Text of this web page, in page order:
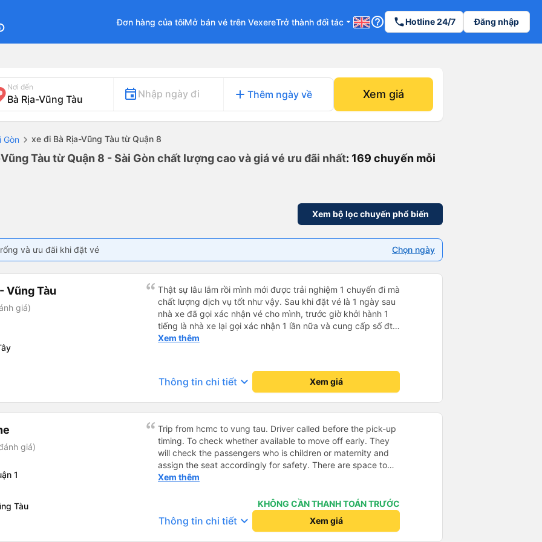
Đơn hàng của tôiMở bán vé trên VexereTrở thành đối tác arrow_drop_down help_outline phoneHotline 24/7 Đăng nhập
Nơi đến
Nhập ngày đi add Thêm ngày về Xem giá
Gòn xe đi Bà Rịa-Vũng Tàu từ Quận 8
Tàu từ Quận 8 - Sài Gòn chất lượng cao và giá vé ưu đãi nhất: 169 chuyến mỗi
Xem bộ lọc chuyến phổ biến
và ưu đãi khi đặt vé Chọn ngày
Vũng Tàu
giá)
Thật sự lâu lắm rồi mình mới được trải nghiệm 1 chuyến đi mà
chất lượng dịch vụ tốt như vậy. Sau khi đặt vé là 1 ngày sau
nhà xe đã gọi xác nhận vé cho mình, trước giờ khởi hành 1
tiếng là nhà xe lại gọi xác nhận 1 lần nữa và cung cấp số đt
của bác tài và số xe. Dịch vụ tốt, xe sạch sẽ và bác tài chạy
Xem thêm
Thông tin chi tiết keyboard_arrow_down Xem giá
giá)
1
Tàu
Trip from hcmc to vung tau. Driver called before the pick-up
timing. To check whether available to move off early. They
will check the passengers who is children or maternity and
assign the seat accordingly for safety. There are space to
put your luggage. The charging port and LCD screen is not
comfortable and you can adjust the seat to the maximum
compared to other seat. It comes with massage seat. One
stop point for Toilet break available. You can choose the
Xem thêm
KHÔNG CẦN THANH TOÁN TRƯỚC
Thông tin chi tiết keyboard_arrow_down Xem giá